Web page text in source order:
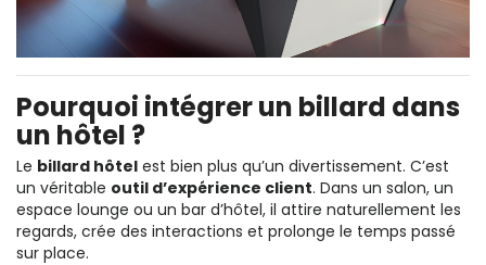
Pourquoi intégrer un billard dans
un hôtel ?
Le billard hôtel est bien plus qu’un divertissement. C’est
un véritable outil d’expérience client. Dans un salon, un
espace lounge ou un bar d’hôtel, il attire naturellement les
regards, crée des interactions et prolonge le temps passé
sur place.